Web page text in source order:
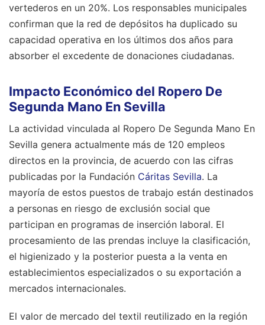
vertederos en un 20%. Los responsables municipales
confirman que la red de depósitos ha duplicado su
capacidad operativa en los últimos dos años para
absorber el excedente de donaciones ciudadanas.
Impacto Económico del Ropero De
Segunda Mano En Sevilla
La actividad vinculada al Ropero De Segunda Mano En
Sevilla genera actualmente más de 120 empleos
directos en la provincia, de acuerdo con las cifras
publicadas por la Fundación Cáritas Sevilla. La
mayoría de estos puestos de trabajo están destinados
a personas en riesgo de exclusión social que
participan en programas de inserción laboral. El
procesamiento de las prendas incluye la clasificación,
el higienizado y la posterior puesta a la venta en
establecimientos especializados o su exportación a
mercados internacionales.
El valor de mercado del textil reutilizado en la región